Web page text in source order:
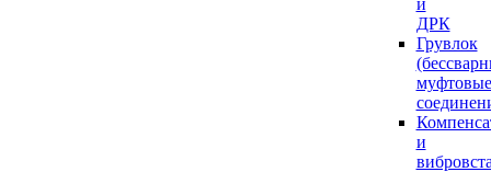
и
ДРК
Грувлок
муфтовые
и